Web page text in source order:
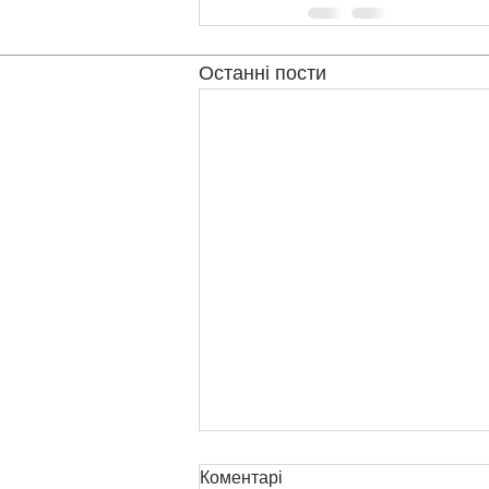
Останні пости
Коментарі
Працюючи за міжнародними
активної роботи ми допомогли
тренери України. Нас обирають
прагнуть побудувати успішну систему